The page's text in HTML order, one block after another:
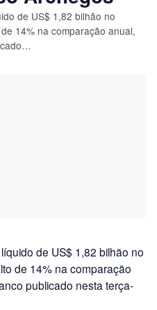
de US$ 1,82 bilhão no
14% na comparação anual,
de US$ 1,82 bilhão no
de 14% na comparação
publicado nesta terça-